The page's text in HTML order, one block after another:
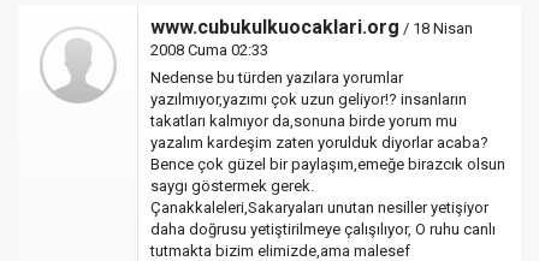
www.cubukulkuocaklari.org / 18 Nisan
2008 Cuma 02:33
Nedense bu türden yazılara yorumlar
yazılmıyor,yazımı çok uzun geliyor!? insanların
takatları kalmıyor da,sonuna birde yorum mu
yazalım kardeşim zaten yorulduk diyorlar acaba?
Bence çok güzel bir paylaşım,emeğe birazcık olsun
saygı göstermek gerek.
Çanakkaleleri,Sakaryaları unutan nesiller yetişiyor
daha doğrusu yetiştirilmeye çalışılıyor, O ruhu canlı
tutmakta bizim elimizde,ama malesef